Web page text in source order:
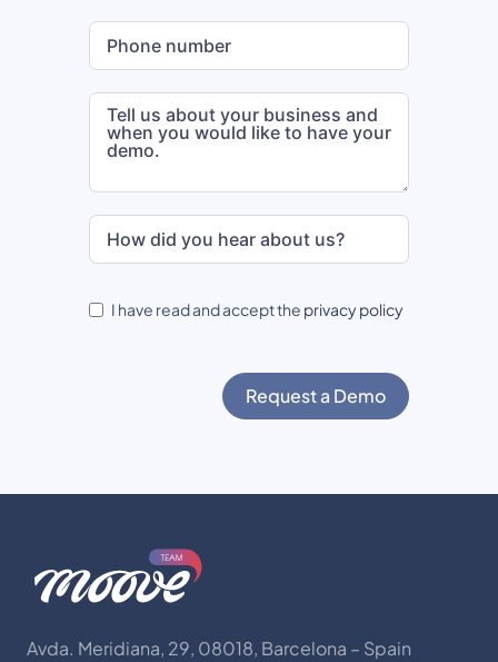
I have read and accept the privacy policy
Request a Demo
Avda. Meridiana, 29, 08018, Barcelona – Spain